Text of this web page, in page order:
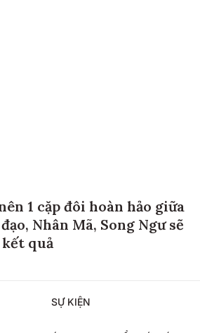
1 cặp đôi hoàn hảo giữa
Nhân Mã, Song Ngư sẽ
quả
SỰ KIỆN